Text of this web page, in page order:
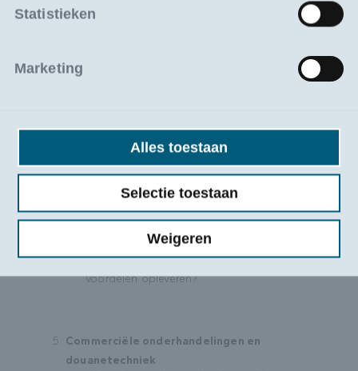
Statistieken
Marketing
Alles toestaan
Selectie toestaan
Weigeren
Oorsprong van goederen en invloed op prijs
implicaties
Wat is actieve en passieve veredeling en
waarom is dit commercieel relevant?
Hoe kan een douane-entrepot een klant
voordelen opleveren?
Commerciële onderhandelingen en
douanetechniek